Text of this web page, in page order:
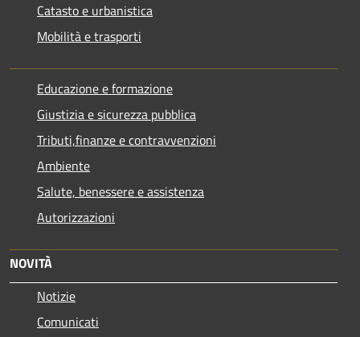
Catasto e urbanistica
Mobilità e trasporti
Educazione e formazione
Giustizia e sicurezza pubblica
Tributi,finanze e contravvenzioni
Ambiente
Salute, benessere e assistenza
Autorizzazioni
NOVITÀ
Notizie
Comunicati